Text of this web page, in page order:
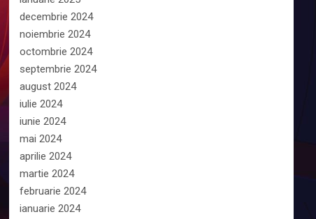
decembrie 2024
noiembrie 2024
octombrie 2024
septembrie 2024
august 2024
iulie 2024
iunie 2024
mai 2024
aprilie 2024
martie 2024
februarie 2024
ianuarie 2024